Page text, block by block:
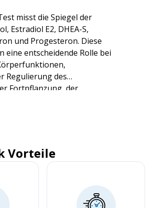
misst die Spiegel der
Estradiol E2, DHEA-S,
und Progesteron. Diese
eine entscheidende Rolle bei
Regulierung des
Fortpflanzung, der
Vorteile